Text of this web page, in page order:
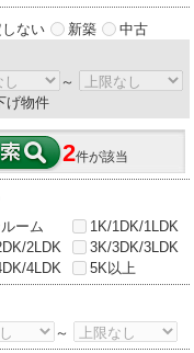
ない 新築
中古
～
げ物件
2件が該当
ーム
1K/1DK/1LDK
2LDK
3K/3DK/3LDK
4LDK
5K以上
～